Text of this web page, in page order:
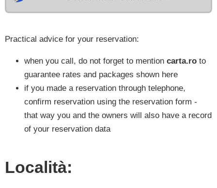
Practical advice for your reservation:
when you call, do not forget to mention carta.ro to
guarantee rates and packages shown here
if you made a reservation through telephone,
confirm reservation using the reservation form -
that way you and the owners will also have a record
of your reservation data
Località: